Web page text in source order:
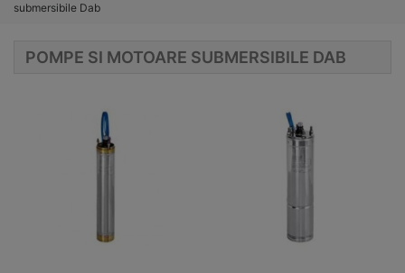
submersibile Dab
POMPE SI MOTOARE SUBMERSIBILE DAB